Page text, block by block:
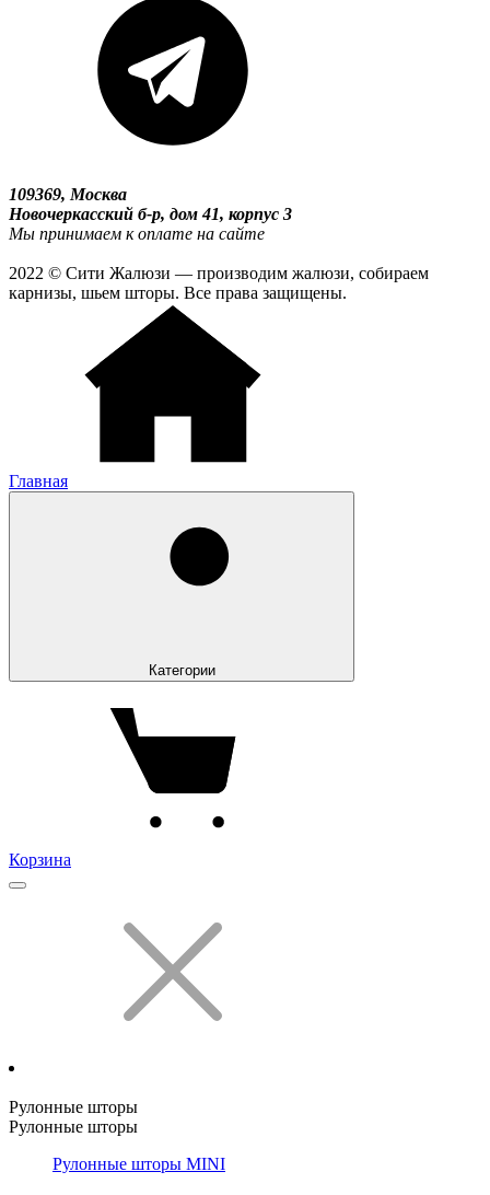
109369, Москва
Новочеркасский б-р, дом 41, корпус 3
Мы принимаем к оплате на сайте
2022 © Сити Жалюзи — производим жалюзи, собираем
карнизы, шьем шторы. Все права защищены.
Главная
Категории
Корзина
Рулонные шторы
Рулонные шторы
Рулонные шторы MINI